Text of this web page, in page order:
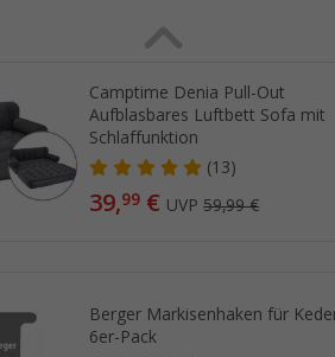
Camptime Denia Pull-Out
Aufblasbares Luftbett Sofa mit
Schlaffunktion
(13)
39,99 € UVP59,99 €
Berger Markisenhaken für
6er-Pack